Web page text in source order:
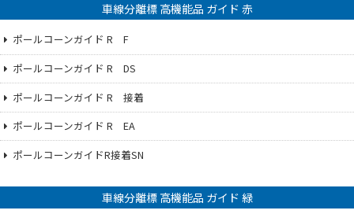
車線分離標 高機能品 ガイド 赤
ポールコーンガイド R F
ポールコーンガイド R DS
ポールコーンガイド R 接着
ポールコーンガイド R EA
ポールコーンガイドR接着SN
車線分離標 高機能品 ガイド 緑